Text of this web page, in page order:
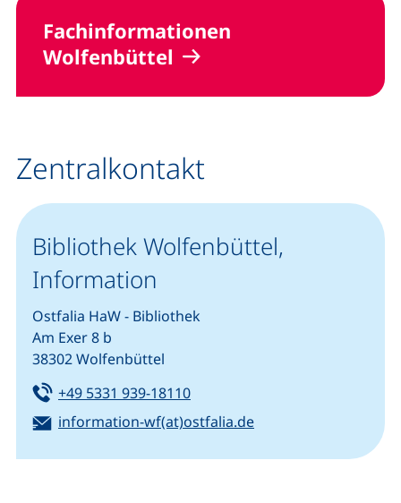
Fachinformationen
Wolfenbüttel
Zentralkontakt
Bibliothek Wolfenbüttel,
Information
Ostfalia HaW - Bibliothek
Am Exer 8 b
38302 Wolfenbüttel
Tel:
+49 5331 939-18110(startet einen Telefonanruf,
E-Mail:
information-wf(at)ostfalia.de(öffnet Ihr E-Mail-